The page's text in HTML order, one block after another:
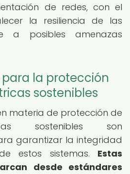
de redes, con el
la resiliencia de las
a posibles amenazas
la protección
sostenibles
materia de protección de
sostenibles son
garantizar la integridad
estos sistemas. Estas
desde estándares